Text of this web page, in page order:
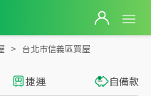
樓房屋物件出售、房價分析
台北市信義區買屋
捷運 自備款